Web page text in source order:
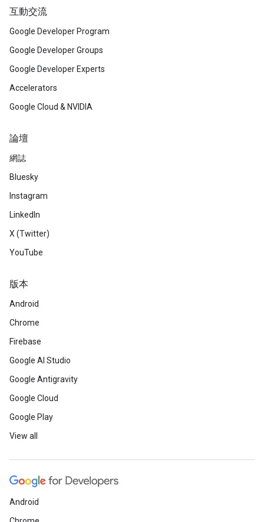
互動交流
Google Developer Program
Google Developer Groups
Google Developer Experts
Accelerators
Google Cloud & NVIDIA
論壇
網誌
Bluesky
Instagram
LinkedIn
X (Twitter)
YouTube
版本
Android
Chrome
Firebase
Google AI Studio
Google Antigravity
Google Cloud
Google Play
View all
Android